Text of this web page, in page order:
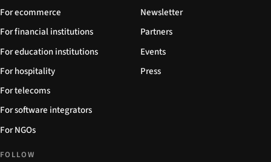
For ecommerce
For financial institutions
For education institutions
For hospitality
For telecoms
For software integrators
For NGOs
Newsletter
Partners
Events
Press
FOLLOW